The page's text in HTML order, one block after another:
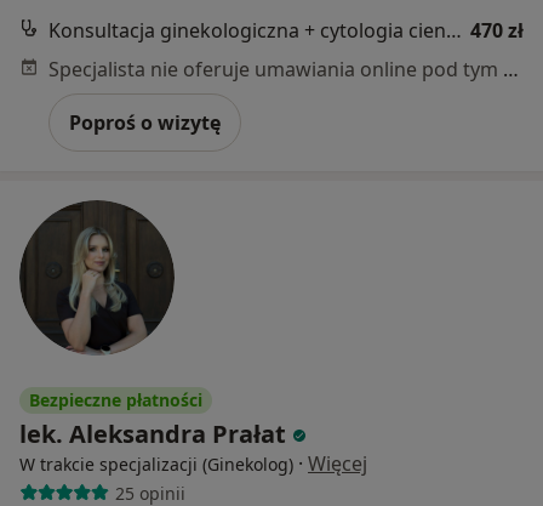
Konsultacja ginekologiczna + cytologia cienkowarstwowa LBC 470 zł
Specjalista nie oferuje umawiania online pod tym adresem.
Poproś o wizytę
Bezpieczne płatności
lek. Aleksandra Prałat
W trakcie specjalizacji (Ginekolog) · Więcej
25 opinii